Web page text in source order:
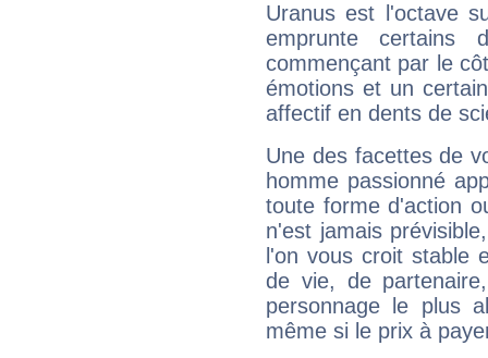
Uranus est l'octave
emprunte
commençant par le
émotions et un
affectif en dents de
Une des facettes de
homme passionné
toute forme d'action
n'est jamais
l'on vous croit stable
de vie, de
personnage le plus
même si le prix à